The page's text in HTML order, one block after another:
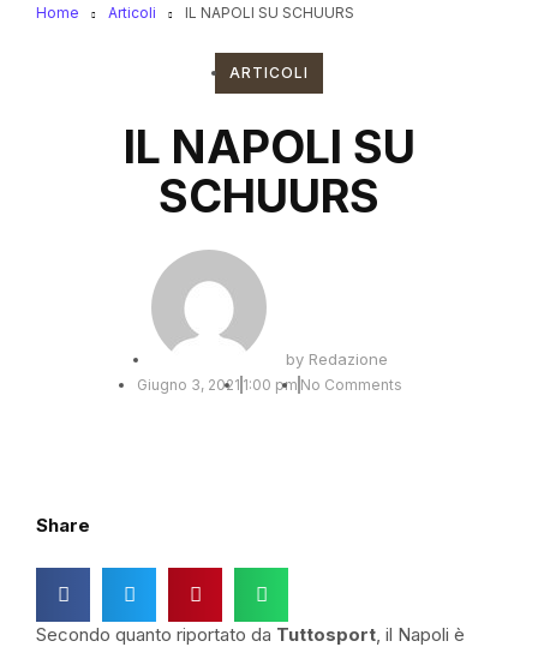
Home Articoli IL NAPOLI SU SCHUURS
ARTICOLI
IL NAPOLI SU
SCHUURS
byRedazione
Giugno 3, 2021 1:00 pm No Comments
Share
Secondo quanto riportato da Tuttosport, il Napoli è